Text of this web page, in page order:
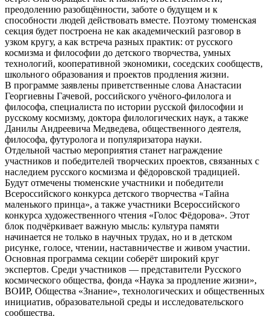
преодолению разобщённости, заботе о будущем и к
способности людей действовать вместе. Поэтому тюменская
секция будет построена не как академический разговор в
узком кругу, а как встреча разных практик: от русского
космизма и философии до детского творчества, умных
технологий, кооперативной экономики, соседских сообществ,
школьного образования и проектов продления жизни.
В программе заявлены приветственные слова Анастасии
Георгиевны Гачевой, российского учёного-филолога и
философа, специалиста по истории русской философии и
русскому космизму, доктора филологических наук, а также
Данилы Андреевича Медведева, общественного деятеля,
философа, футуролога и популяризатора науки.
Отдельной частью мероприятия станет награждение
участников и победителей творческих проектов, связанных с
наследием русского космизма и фёдоровской традицией.
Будут отмечены тюменские участники и победители
Всероссийского конкурса детского творчества «Тайна
маленького принца», а также участники Всероссийского
конкурса художественного чтения «Голос Фёдорова». Этот
блок подчёркивает важную мысль: культура памяти
начинается не только в научных трудах, но и в детском
рисунке, голосе, чтении, наставничестве и живом участии.
Основная программа секции соберёт широкий круг
экспертов. Среди участников — представители Русского
космического общества, фонда «Наука за продление жизни»,
ВОИР, Общества «Знание», технологических и общественных
инициатив, образовательной среды и исследовательского
сообщества.